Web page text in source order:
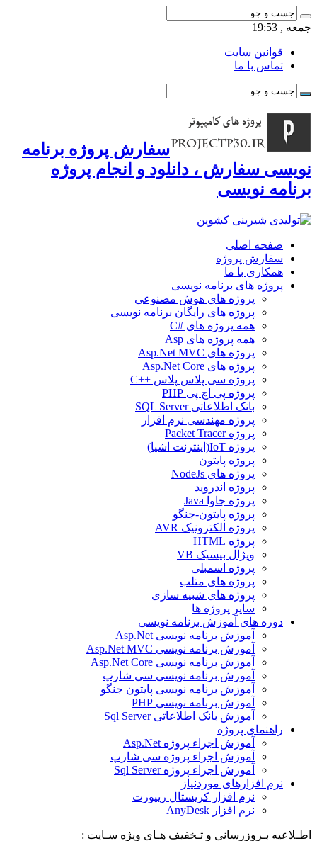
جمعه , 19:53
قوانین سایت
تماس با ما
سفارش پروژه برنامه
نویسی سفارش ، دانلود و انجام پروژه
برنامه نویسی
صفحه اصلی
سفارش پروژه
همکاری با ما
پروژه های برنامه نویسی
پروژه های هوش مصنوعی
پروژه های رایگان برنامه نویسی
همه پروژه های #C
همه پروژه های Asp
پروژه های Asp.Net MVC
پروژه های Asp.Net Core
پروژه سی پلاس پلاس ++C
پروژه پی اچ پی PHP
بانک اطلاعاتی SQL Server
پروژه مهندسی نرم افزار
پروژه Packet Tracer
پروژه IoT(اینترنت اشیا)
پروژه پایتون
پروژه های NodeJs
پروژه اندروید
پروژه جاوا Java
پروژه پایتون-جنگو
پروژه الکترونیک AVR
پروژه HTML
ویژال بیسیک VB
پروژه اسمبلی
پروژه های متلب
پروژه های شبیه سازی
سایر پروژه ها
دوره های آموزش برنامه نویسی
آموزش برنامه نویسی Asp.Net
آموزش برنامه نویسی Asp.Net MVC
آموزش برنامه نویسی Asp.Net Core
آموزش برنامه نویسی سی شارپ
آموزش برنامه نویسی پایتون جنگو
آموزش برنامه نویسی PHP
آموزش بانک اطلاعاتی Sql Server
راهنمای پروژه
آموزش اجراء پروژه Asp.Net
آموزش اجراء پروژه سی شارپ
آموزش اجراء پروژه Sql Server
نرم افزارهای موردنیاز
نرم افزار کریستال ریپورت
نرم افزار AnyDesk
اطـلاعیه بـروزرسانی و تـخفیف هـای ویژه سـایت :